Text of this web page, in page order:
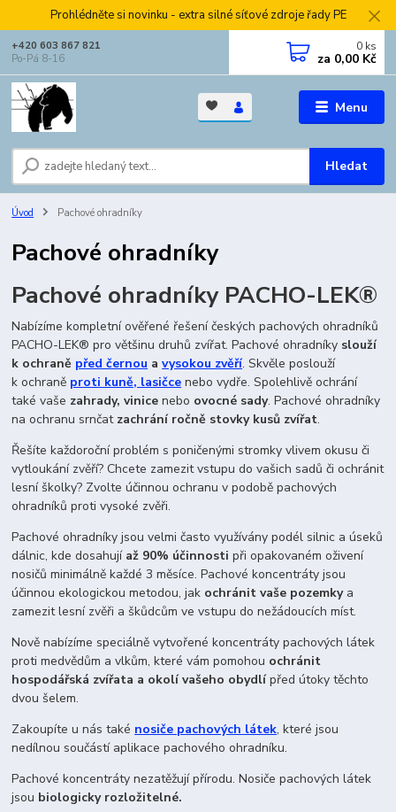
Prohlédněte si novinku - extra silné síťové zdroje řady PE
Menu
Hledat
+420 603 867 821
Po-Pá 8-16
0 ks
za 0,00 Kč
Úvod Pachové ohradníky
Pachové ohradníky
Pachové ohradníky PACHO-LEK®
Nabízíme kompletní ověřené řešení českých pachových ohradníků
PACHO­-LEK® pro většinu druhů zvířat. Pachové ohradníky slouží
k ochraně před čer­nou avysokou zvěří. Skvěle poslouží
k ochraně proti kuně, lasičce nebo vydře. Spolehlivě ochrání
také vaše zahrady, vinicenebo ovocné sady. Pachové ohradníky
na ochranu srnčat zachrání ročně stovky kusů zvířat.
Řešíte každoroční problém s poničenými stromky vlivem okusu či
vytloukání zvěří? Chcete zamezit vstupu do vašich sadů či ochránit
lesní školky? Zvolte účinnou ochranu v podobě pachových
ohradníků proti vysoké zvěři.
Pachové ohradníky jsou velmi často využívány podél silnic a úseků
dálnic, kde dosahujíaž 90% účinnosti při opakovaném oživení
nosičů minimálně každé 3 měsíce. Pachové koncentráty jsou
účinnou ekologickou metodou, jak ochránit vaše pozemkya
zamezit lesní zvěři a škůdcům ve vstupu do nežádoucích míst.
Nově nabízíme speciálně vytvořené koncentráty pachových látek
proti medvědům a vlkům, které vám pomohou ochránit
hospodářská zvířata a okolí vašeho obydlípřed útoky těchto
dvou šelem.
Zakoupíte u nás také nosiče pachových látek, které jsou
nedílnou součástí aplikace pachového ohradníku.
Pachové koncentráty nezatěžují přírodu. Nosiče pachových látek
jsou biologicky rozložitelné.